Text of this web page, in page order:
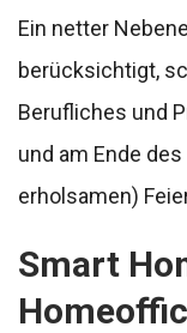
Ein netter
berücksichtigt,
Berufliches und
und am Ende
erholsamen)
Smart